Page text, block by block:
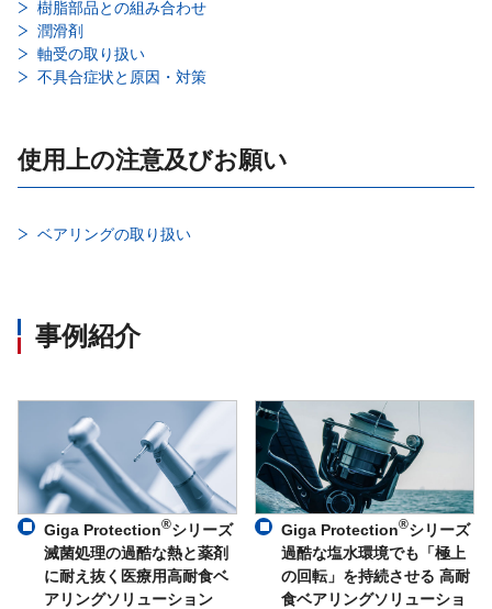
樹脂部品との組み合わせ
潤滑剤
軸受の取り扱い
不具合症状と原因・対策
使用上の注意及びお願い
ベアリングの取り扱い
事例紹介
Giga Protection®シリーズ
滅菌処理の過酷な熱と薬剤
に耐え抜く医療用高耐食ベ
アリングソリューション
Giga Protection®シリーズ
過酷な塩水環境でも「極上
の回転」を持続させる 高耐
食ベアリングソリューショ